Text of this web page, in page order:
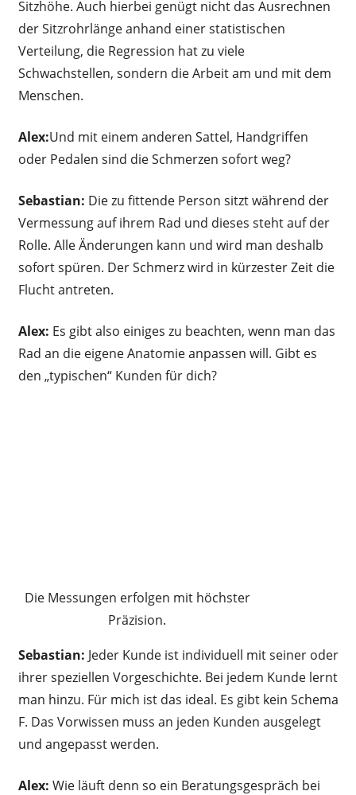
Sitzhöhe. Auch hierbei genügt nicht das Ausrechnen
der Sitzrohrlänge anhand einer statistischen
Verteilung, die Regression hat zu viele
Schwachstellen, sondern die Arbeit am und mit dem
Menschen.
Alex:Und mit einem anderen Sattel, Handgriffen
oder Pedalen sind die Schmerzen sofort weg?
Sebastian: Die zu fittende Person sitzt während der
Vermessung auf ihrem Rad und dieses steht auf der
Rolle. Alle Änderungen kann und wird man deshalb
sofort spüren. Der Schmerz wird in kürzester Zeit die
Flucht antreten.
Alex: Es gibt also einiges zu beachten, wenn man das
Rad an die eigene Anatomie anpassen will. Gibt es
den „typischen“ Kunden für dich?
Die Messungen erfolgen mit höchster
Präzision.
Sebastian: Jeder Kunde ist individuell mit seiner oder
ihrer speziellen Vorgeschichte. Bei jedem Kunde lernt
man hinzu. Für mich ist das ideal. Es gibt kein Schema
F. Das Vorwissen muss an jeden Kunden ausgelegt
und angepasst werden.
Alex: Wie läuft denn so ein Beratungsgespräch bei